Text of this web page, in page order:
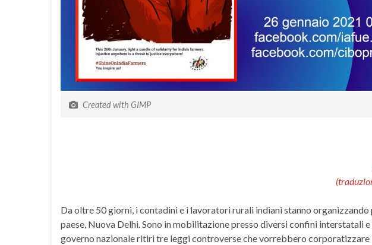
Created with GIMP
Da oltre 50 giorni, i contadini e i lavoratori rurali indiani stanno
paese, Nuova Delhi. Sono in mobilitazione presso diversi confini interstatali
governo nazionale ritiri tre leggi controverse che vorrebbero corporatizzare